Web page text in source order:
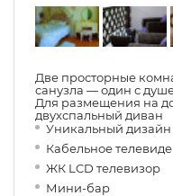
Две просторные
санузла — один с
Для размещения на
двухспальный диван
Уникальный дизайн
Кабельное
ЖК LCD телевизор
Мини-бар